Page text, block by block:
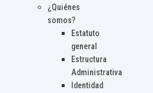
¿Quiénes
somos?
Estatuto
general
Estructura
Administrativa
Identidad